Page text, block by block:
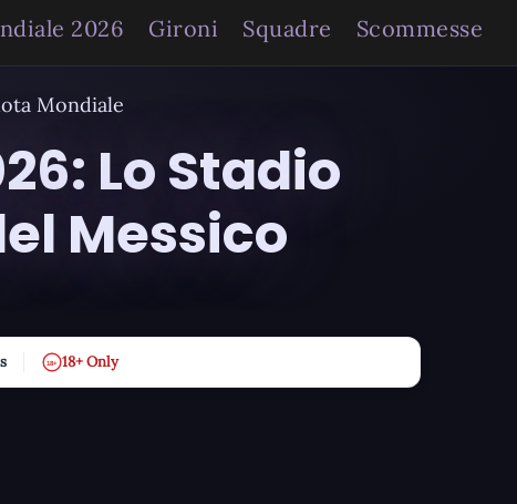
2026 Gironi Squadre Scommesse
Mondiale
Lo Stadio
Messico
18+ 18+ Only